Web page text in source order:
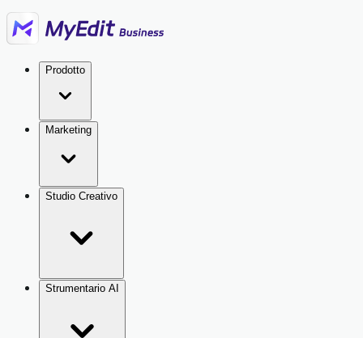
Prodotto
Marketing
Studio Creativo
Strumentario AI